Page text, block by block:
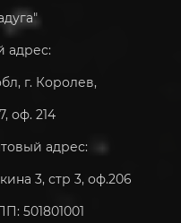
адрес:
г. Королев,
оф. 214
адрес:
3, стр 3, оф.206
501801001